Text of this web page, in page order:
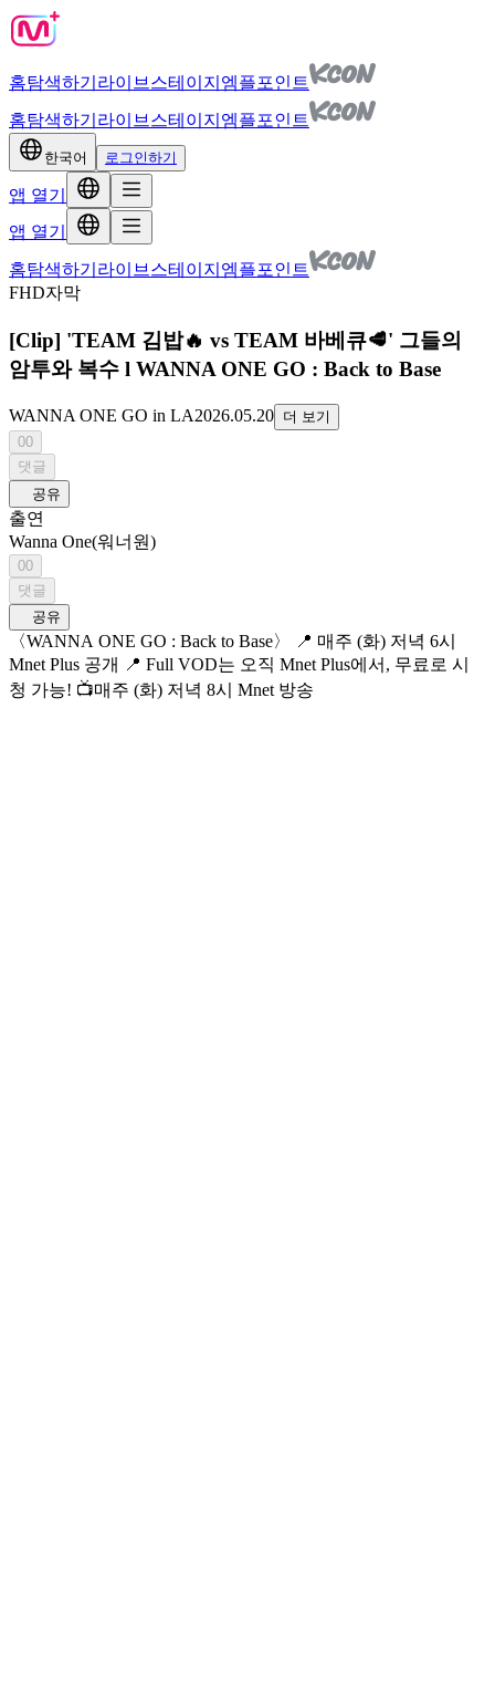
홈탐색하기 라이브 스테이지 엠플포인트
홈탐색하기 라이브 스테이지 엠플포인트
한국어 로그인하기
앱 열기
앱 열기
홈탐색하기 라이브 스테이지 엠플포인트
FHD자막
[Clip] 'TEAM 김밥🔥 vs TEAM 바베큐🥩' 그들의
암투와 복수 l WANNA ONE GO : Back to Base
WANNA ONE GO in LA2026.05.20 더 보기
00
댓글
공유
출연
Wanna One(워너원)
00
댓글
공유
〈WANNA ONE GO : Back to Base〉 📍 매주 (화) 저녁 6시
Mnet Plus 공개 📍 Full VOD는 오직 Mnet Plus에서, 무료로 시
청 가능! 📺매주 (화) 저녁 8시 Mnet 방송